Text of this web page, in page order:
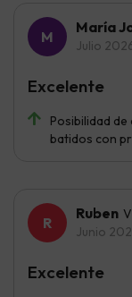
María
Julio
Posibilidad
batidos con
Excelente
Ruben
Junio
Excelente